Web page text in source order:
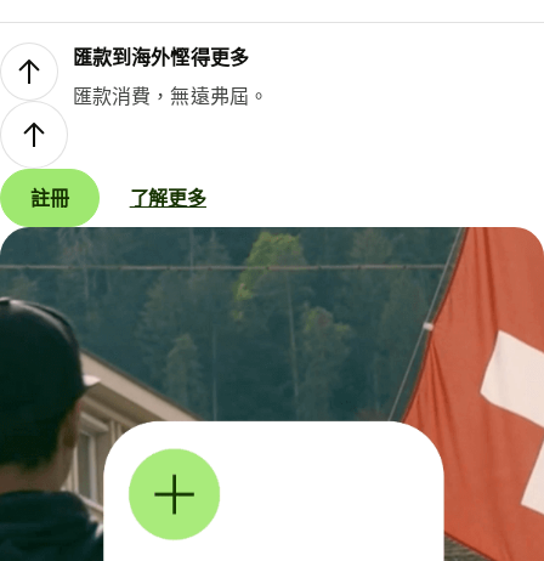
匯款到海外慳得更多
匯款消費，無遠弗屆。
註冊 了解更多